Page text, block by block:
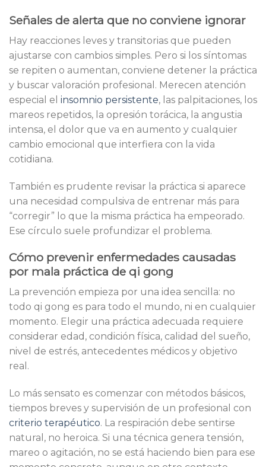
Señales de alerta que no conviene ignorar
Hay reacciones leves y transitorias que pueden
ajustarse con cambios simples. Pero si los síntomas
se repiten o aumentan, conviene detener la práctica
y buscar valoración profesional. Merecen atención
especial el insomnio persistente, las palpitaciones, los
mareos repetidos, la opresión torácica, la angustia
intensa, el dolor que va en aumento y cualquier
cambio emocional que interfiera con la vida
cotidiana.
También es prudente revisar la práctica si aparece
una necesidad compulsiva de entrenar más para
“corregir” lo que la misma práctica ha empeorado.
Ese círculo suele profundizar el problema.
Cómo prevenir enfermedades causadas
por mala práctica de qi gong
La prevención empieza por una idea sencilla: no
todo qi gong es para todo el mundo, ni en cualquier
momento. Elegir una práctica adecuada requiere
considerar edad, condición física, calidad del sueño,
nivel de estrés, antecedentes médicos y objetivo
real.
Lo más sensato es comenzar con métodos básicos,
tiempos breves y supervisión de un profesional con
criterio terapéutico. La respiración debe sentirse
natural, no heroica. Si una técnica genera tensión,
mareo o agitación, no se está haciendo bien para ese